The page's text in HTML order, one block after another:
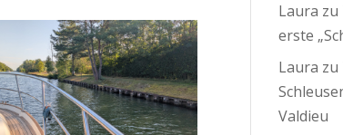
Laura zu
erste
Laura zu
Valdieu